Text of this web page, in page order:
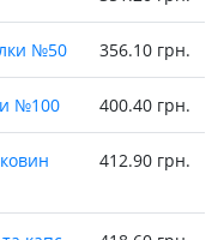
№50 356.10 грн.
№100 400.40 грн.
412.90 грн.